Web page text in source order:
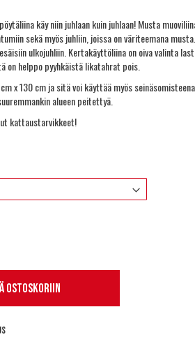
käy niin juhlaan kuin juhlaan! Musta
sekä myös juhliin, joissa on väriteemana
ulkojuhliin. Kertakäyttöliina on oiva valinta
on helppo pyyhkäistä likatahrat pois.
x 130 cm ja sitä voi käyttää myös
alueen peitettyä.
kattaustarvikkeet!
ostoskoriin